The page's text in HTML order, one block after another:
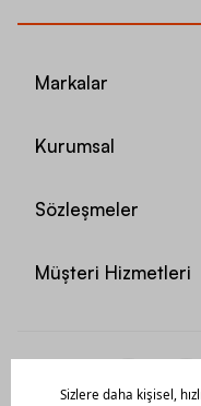
Markalar
Kurumsal
Sözleşmeler
Müşteri Hizmetleri